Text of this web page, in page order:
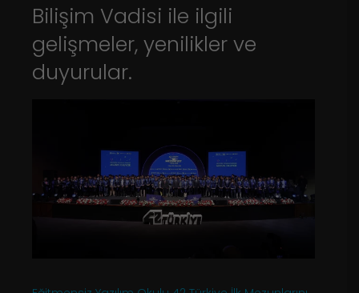
Bilişim Vadisi ile ilgili
gelişmeler, yenilikler ve
duyurular.